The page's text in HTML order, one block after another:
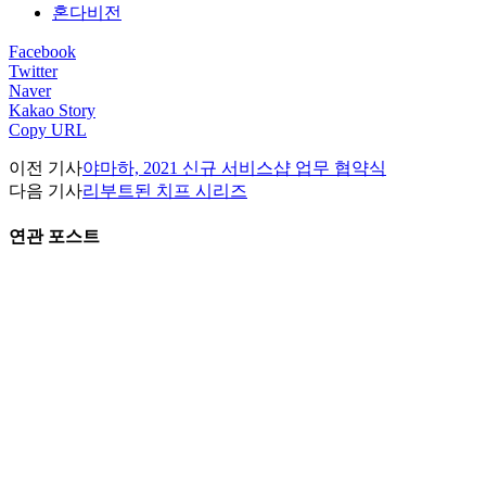
혼다비전
Facebook
Twitter
Naver
Kakao Story
Copy URL
이전 기사야마하, 2021 신규 서비스샵 업무 협약식
다음 기사리부트된 치프 시리즈
연관 포스트